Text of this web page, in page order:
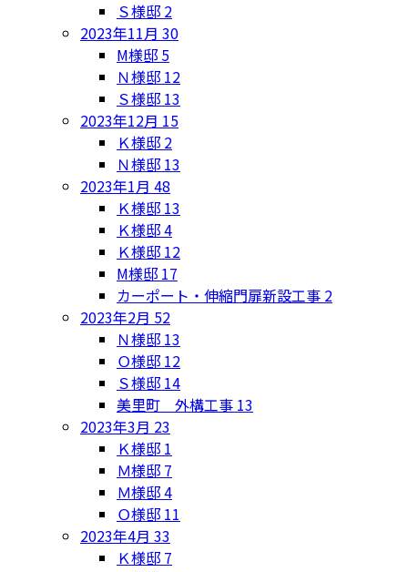
Ｓ様邸 2
2023年11月 30
M様邸 5
Ｎ様邸 12
Ｓ様邸 13
2023年12月 15
Ｋ様邸 2
Ｎ様邸 13
2023年1月 48
Ｋ様邸 13
Ｋ様邸4
Ｋ様邸 12
M様邸 17
カーポート・伸縮門扉新設工事 2
2023年2月 52
Ｎ様邸 13
Ｏ様邸 12
Ｓ様邸 14
美里町 外構工事 13
2023年3月 23
Ｋ様邸 1
Ｍ様邸 7
Ｍ様邸4
Ｏ様邸 11
2023年4月 33
Ｋ様邸 7